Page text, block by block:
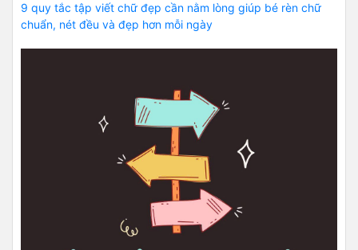
9 quy tắc tập viết chữ đẹp cần nằm lòng giúp bé rèn chữ
chuẩn, nét đều và đẹp hơn mỗi ngày